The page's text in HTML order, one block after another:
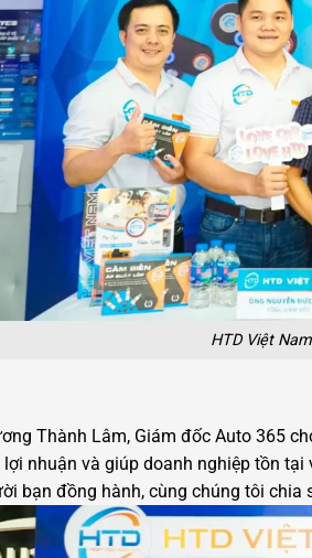
HTD Việt
Thành Lâm, Giám đốc Auto 365
lợi nhuận và giúp doanh nghiệp tồn
bạn đồng hành, cùng chúng tôi chia